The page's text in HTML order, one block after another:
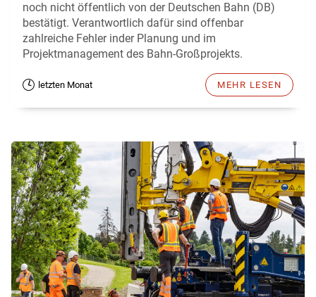
noch nicht öffentlich von der Deutschen Bahn (DB)
bestätigt. Verantwortlich dafür sind offenbar
zahlreiche Fehler inder Planung und im
Projektmanagement des Bahn-Großprojekts.
letzten Monat MEHR LESEN